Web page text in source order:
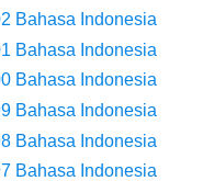
Memberikan Kunci Borgol
Bahasa Indonesia
Bahasa Indonesia
Bahasa Indonesia
Bahasa Indonesia
Bahasa Indonesia
Bahasa Indonesia